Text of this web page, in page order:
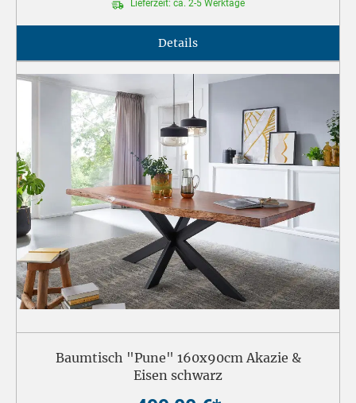
Lieferzeit: ca. 2-5 Werktage
Details
Baumtisch "Pune" 160x90cm Akazie &
Eisen schwarz